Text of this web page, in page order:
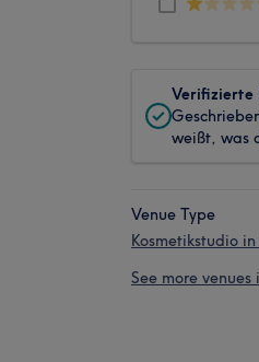
Verifizierte
weißt, was
Venue Type
Kosmetikstudio
See more